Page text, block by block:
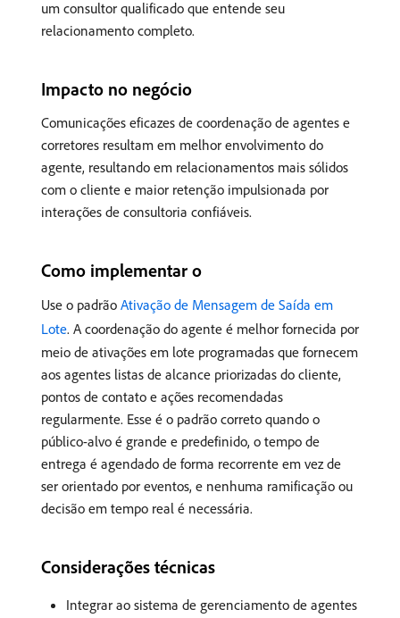
um consultor qualificado que entende seu
relacionamento completo.
Impacto no negócio
Comunicações eficazes de coordenação de agentes e
corretores resultam em melhor envolvimento do
agente, resultando em relacionamentos mais sólidos
com o cliente e maior retenção impulsionada por
interações de consultoria confiáveis.
Como implementar o
Use o padrão Ativação de Mensagem de Saída em
Lote. A coordenação do agente é melhor fornecida por
meio de ativações em lote programadas que fornecem
aos agentes listas de alcance priorizadas do cliente,
pontos de contato e ações recomendadas
regularmente. Esse é o padrão correto quando o
público-alvo é grande e predefinido, o tempo de
entrega é agendado de forma recorrente em vez de
ser orientado por eventos, e nenhuma ramificação ou
decisão em tempo real é necessária.
Considerações técnicas
Integrar ao sistema de gerenciamento de agentes